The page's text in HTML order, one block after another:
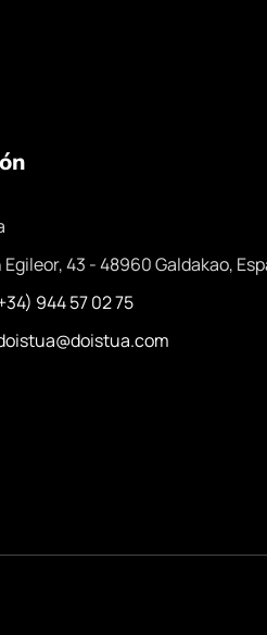
43 - 48960 Galdakao,
944 57 02 75